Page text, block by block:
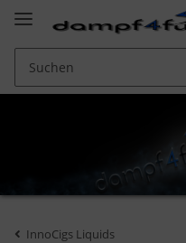
InnoCigs Liquids